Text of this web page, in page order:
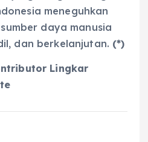
meneguhkan
daya manusia
dan berkelanjutan. (*)
Lingkar